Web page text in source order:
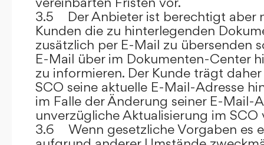
3.5 Der Anbieter ist berechtigt aber
Kunden die zu hinterlegenden
zusätzlich per E-Mail zu übersenden
E-Mail über im Dokumenten-Center
zu informieren. Der Kunde trägt
SCO seine aktuelle E-Mail-Adresse
im Falle der Änderung seiner E-Mail-
unverzügliche Aktualisierung im SCO
3.6 Wenn gesetzliche Vorgaben es